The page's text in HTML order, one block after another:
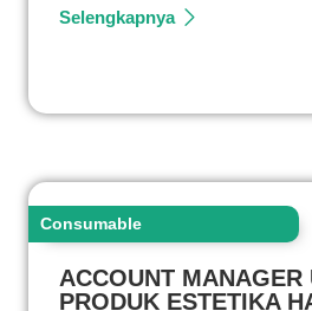
Selengkapnya
Consumable
ACCOUNT MANAGER
PRODUK ESTETIKA